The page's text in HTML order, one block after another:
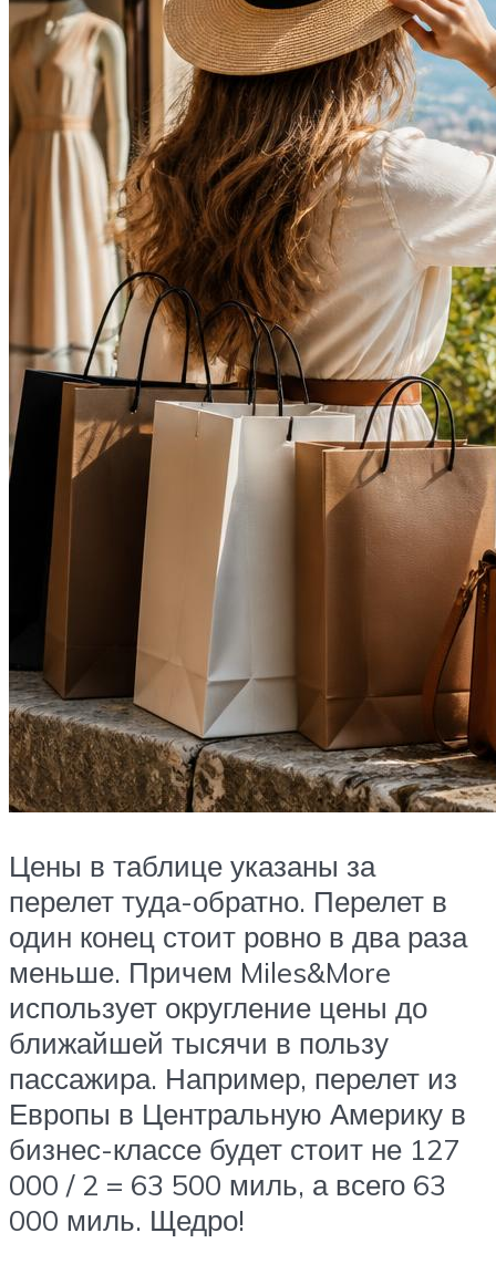
Цены в таблице указаны за
перелет туда-обратно. Перелет в
один конец стоит ровно в два раза
меньше. Причем Miles&More
использует округление цены до
ближайшей тысячи в пользу
пассажира. Например, перелет из
Европы в Центральную Америку в
бизнес-классе будет стоит не 127
000 / 2 = 63 500 миль, а всего 63
000 миль. Щедро!